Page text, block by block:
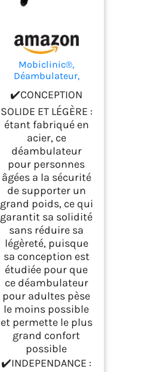
Mobiclinic®,
Déambulateur,
Réglable, Robuste,
Avec Siège et 2
Roues, Acier,
Poignées
Ergonomiques, Léger
(Noir Mat)
✔️CONCEPTION
SOLIDE ET LÉGÈRE :
étant fabriqué en
acier, ce
déambulateur
pour personnes
âgées a la sécurité
de supporter un
grand poids, ce qui
garantit sa solidité
sans réduire sa
légèreté, puisque
sa conception est
étudiée pour que
ce déambulateur
pour adultes pèse
le moins possible
et permette le plus
grand confort
possible
✔️INDEPENDANCE :